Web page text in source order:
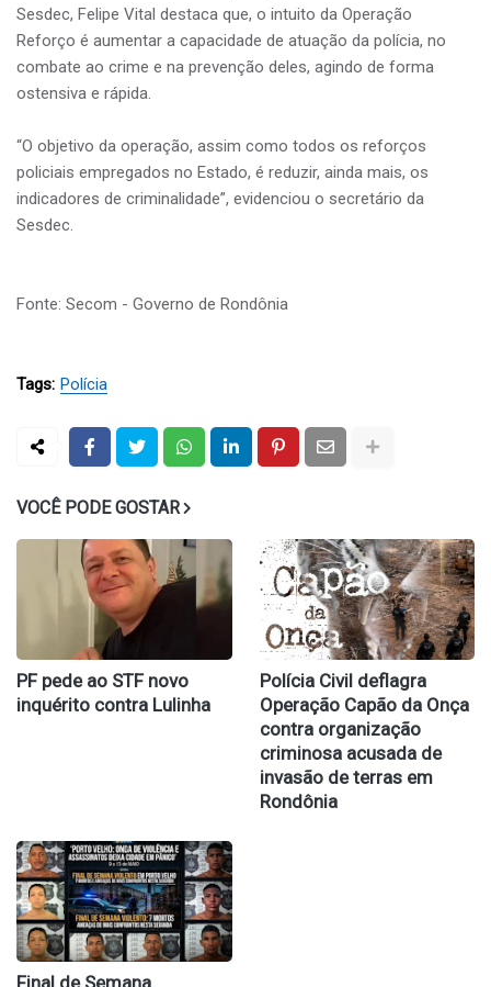
Sesdec, Felipe Vital destaca que, o intuito da Operação
Reforço é aumentar a capacidade de atuação da polícia, no
combate ao crime e na prevenção deles, agindo de forma
ostensiva e rápida.
“O objetivo da operação, assim como todos os reforços
policiais empregados no Estado, é reduzir, ainda mais, os
indicadores de criminalidade”, evidenciou o secretário da
Sesdec.
Fonte: Secom - Governo de Rondônia
Tags: Polícia
VOCÊ PODE GOSTAR
PF pede ao STF novo
inquérito contra Lulinha
Polícia Civil deflagra
Operação Capão da Onça
contra organização
criminosa acusada de
invasão de terras em
Rondônia